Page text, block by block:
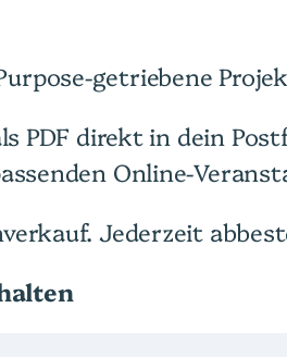
getriebene
PDF direkt in dein
Online-
Jederzeit